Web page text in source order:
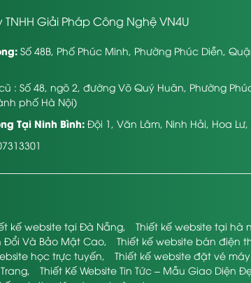
TNHH Giải Pháp Công Nghệ VN4U
Số 48B, Phố Phúc Minh, Phường Phúc Diễn,
: Số 48, ngõ 2, đường Võ Quý Huân, Phường
phố Hà Nội)
Tại Ninh Bình:Đội 1, Văn Lâm, Ninh Hải, Hoa Lư,
kế website tại Đà Nẵng, Thiết kế website tại hà
Đổi Và Bảo Mật Cao, Thiết kế website bán điện
học trực tuyến, Thiết kế website đặt vé
, Thiết Kế Website Tin Tức – Mẫu Giao Diện